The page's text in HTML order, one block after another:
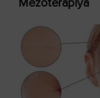
Mezoterapiya